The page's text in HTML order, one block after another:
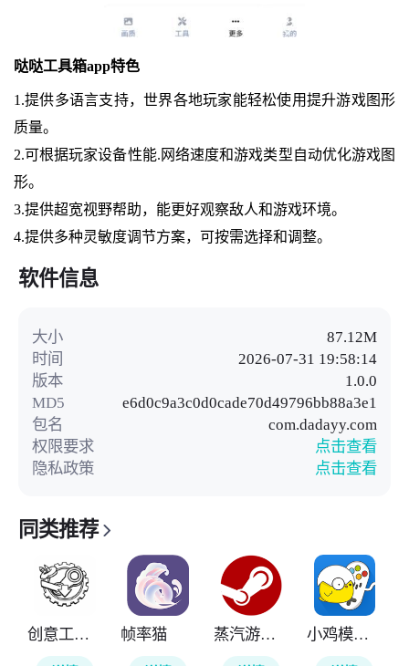
哒哒工具箱app特色
1.提供多语言支持，世界各地玩家能轻松使用提升游戏图形
质量。
2.可根据玩家设备性能.网络速度和游戏类型自动优化游戏图
形。
3.提供超宽视野帮助，能更好观察敌人和游戏环境。
4.提供多种灵敏度调节方案，可按需选择和调整。
软件信息
大小
87.12M
时间
2026-07-31 19:58:14
版本
1.0.0
MD5
e6d0c9a3c0d0cade70d49796bb88a3e1
包名
com.dadayy.com
权限要求
点击查看
隐私政策
点击查看
同类推荐
创意工坊下载器 帧率猫 蒸汽游戏宝库 小鸡模拟器